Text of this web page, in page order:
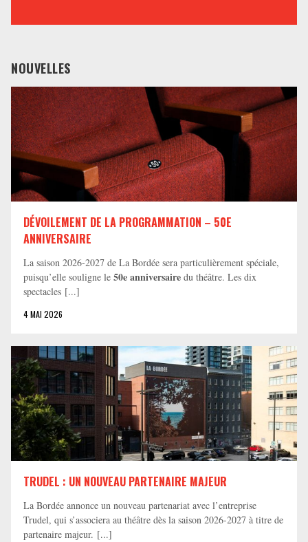
NOUVELLES
DÉVOILEMENT DE LA PROGRAMMATION – 50E
ANNIVERSAIRE
La saison 2026-2027 de La Bordée sera particulièrement spéciale,
puisqu’elle souligne le 50e anniversaire du théâtre. Les dix
spectacles [...]
4 MAI 2026
TRUDEL : UN NOUVEAU PARTENAIRE MAJEUR
La Bordée annonce un nouveau partenariat avec l’entreprise
Trudel, qui s’associera au théâtre dès la saison 2026-2027 à titre de
partenaire majeur. [...]